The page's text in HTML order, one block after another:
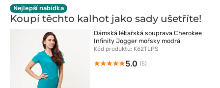
Nejlepší nabídka
Koupí těchto kalhot jako sady ušetříte!
Dámská lékařská souprava Cherokee
Infinity Jogger mořsky modrá
Kód produktu: K62TLPS
5.0 (5)